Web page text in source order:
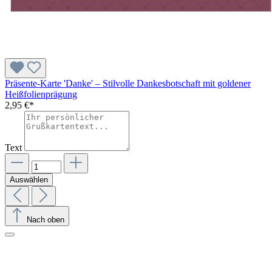
Präsente-Karte 'Danke' – Stilvolle Dankesbotschaft mit goldener
Heißfolienprägung
2,95 €*
Text
Auswählen
Nach oben